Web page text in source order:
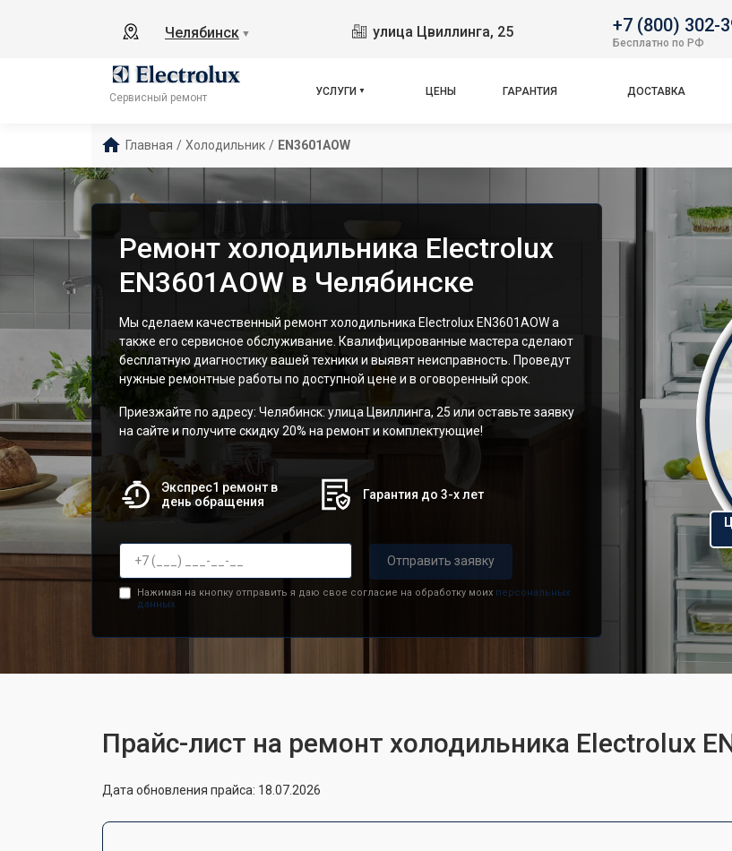
Челябинск ▼ улица Цвиллинга, 25 +7 (800) 302-
Бесплатно по РФ
Сервисный ремонт
УСЛУГИ ЦЕНЫ ГАРАНТИЯ ДОСТАВКА
Главная / Холодильник / EN3601AOW
Ремонт холодильника Electrolux
EN3601AOW в Челябинске
Мы сделаем качественный ремонт холодильника Electrolux EN3601AOW а
также его сервисное обслуживание. Квалифицированные мастера сделают
бесплатную диагностику вашей техники и выявят неисправность. Проведут
нужные ремонтные работы по доступной цене и в оговоренный срок.
Приезжайте по адресу: Челябинск: улица Цвиллинга, 25 или оставьте заявку
на сайте и получите скидку 20% на ремонт и комплектующие!
Экспрес1 ремонт в
день обращения
Гарантия до 3-х лет
Отправить заявку
Нажимая на кнопку отправить я даю свое согласие на обработку моих персональных
данных.
Прайс-лист на ремонт холодильника Electrolux
Дата обновления прайса: 18.07.2026